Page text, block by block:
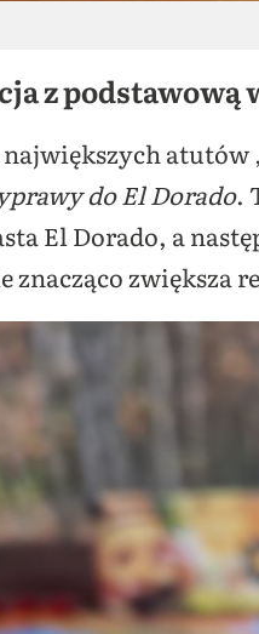
z podstawową
atutów
do El Dorado.
El Dorado, a
znacząco